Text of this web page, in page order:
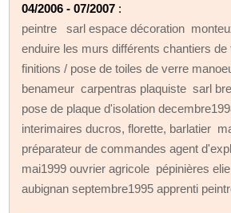
04/2006 - 07/2007 :
peintre sarl espace décoration
enduire les murs différents chantiers
finitions / pose de toiles de verre
benameur carpentras plaquiste sarl
pose de plaque d'isolation
interimaires ducros, florette, barlatier
préparateur de commandes agent
mai1999 ouvrier agricole pépinières
aubignan septembre1995 apprenti